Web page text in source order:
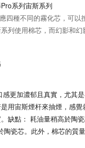
系列宙斯系列
四種不同的霧化芯，可
列使用棉芯，而幻影和幻
更加濃郁且真實，尤其
用宙斯煙杆來抽煙，感
缺點： 耗油量稍高於陶
瓷芯。此外，棉芯的質